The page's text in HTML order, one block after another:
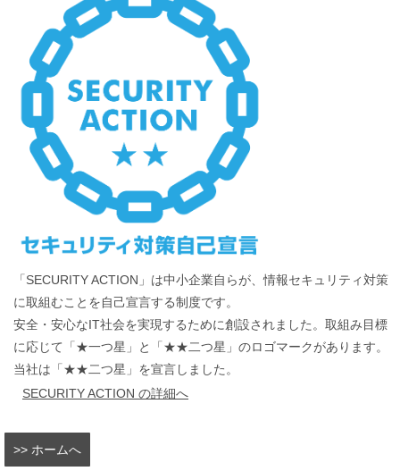
「SECURITY ACTION」は中小企業自らが、情報セキュリティ対策
に取組むことを自己宣言する制度です。
安全・安心なIT社会を実現するために創設されました。取組み目標
に応じて「★一つ星」と「★★二つ星」のロゴマークがあります。
当社は「★★二つ星」を宣言しました。
SECURITY ACTION の詳細へ
>> ホームへ